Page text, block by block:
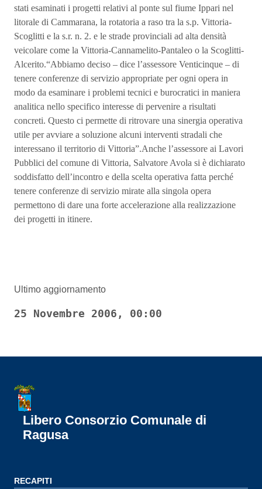
stati esaminati i progetti relativi al ponte sul fiume Ippari nel
litorale di Cammarana, la rotatoria a raso tra la s.p. Vittoria-
Scoglitti e la s.r. n. 2. e le strade provinciali ad alta densità
veicolare come la Vittoria-Cannamelito-Pantaleo o la Scoglitti-
Alcerito.“Abbiamo deciso – dice l’assessore Venticinque – di
tenere conferenze di servizio appropriate per ogni opera in
modo da esaminare i problemi tecnici e burocratici in maniera
analitica nello specifico interesse di pervenire a risultati
concreti. Questo ci permette di ritrovare una sinergia operativa
utile per avviare a soluzione alcuni interventi stradali che
interessano il territorio di Vittoria”.Anche l’assessore ai Lavori
Pubblici del comune di Vittoria, Salvatore Avola si è dichiarato
soddisfatto dell’incontro e della scelta operativa fatta perché
tenere conferenze di servizio mirate alla singola opera
permettono di dare una forte accelerazione alla realizzazione
dei progetti in itinere.
Ultimo aggiornamento
25 Novembre 2006, 00:00
Libero Consorzio Comunale di
Ragusa
RECAPITI